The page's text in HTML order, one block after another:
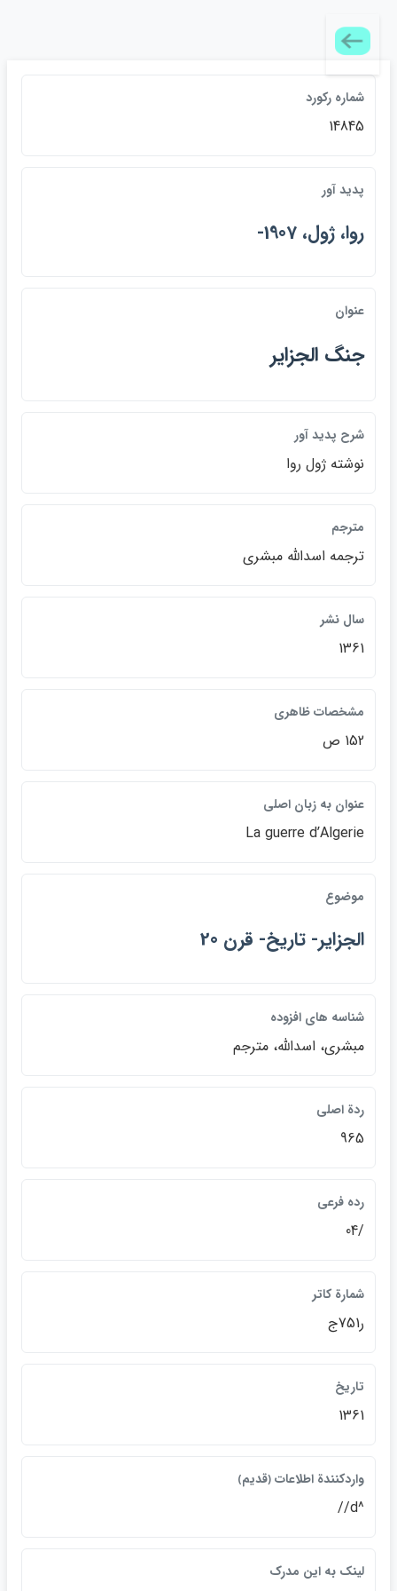
شماره ركورد
14845
پديد آور
روا، ژول، 1907-
عنوان
جنگ الجزاير
شرح پديد آور
نوشته ژول روا
مترجم
ترجمه اسدالله مبشري
سال نشر
1361
مشخصات ظاهري
152 ص
عنوان به زبان اصلي
La guerre dʹAlgerie
موضوع
الجزاير- تاريخ- قرن 20
شناسه هاي افزوده
مبشري، اسدالله، مترجم
ردة اصلي
965
رده فرعي
/04
شمارة كاتر
ر751ج
تاريخ
1361
واردكنندة اطلاعات ﴿قديم﴾
^d//
لينک به اين مدرک